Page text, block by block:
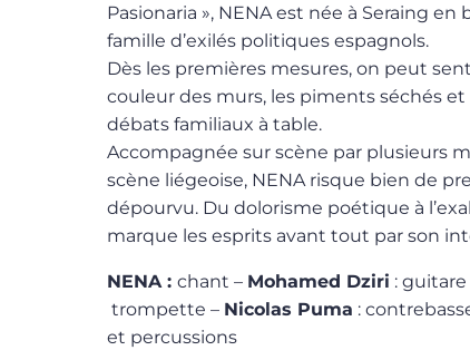
Pasionaria », NENA est née à Seraing
famille d’exilés politiques espagnols.
Dès les premières mesures, on peut
couleur des murs, les piments séchés
débats familiaux à table.
Accompagnée sur scène par plusieurs
scène liégeoise, NENA risque bien de
dépourvu. Du dolorisme poétique à
marque les esprits avant tout par son
NENA : chant – Mohamed Dziri : guitare
trompette – Nicolas Puma :
et percussions